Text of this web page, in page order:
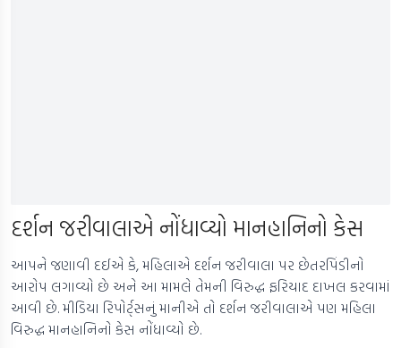
દર્શન જરીવાલાએ નોંધાવ્યો માનહાનિનો કેસ
આપને જણાવી દઈએ કે, મહિલાએ દર્શન જરીવાલા પર છેતરપિંડીનો
આરોપ લગાવ્યો છે અને આ મામલે તેમની વિરુદ્ધ ફરિયાદ દાખલ કરવામાં
આવી છે. મીડિયા રિપોર્ટ્સનું માનીએ તો દર્શન જરીવાલાએ પણ મહિલા
વિરુદ્ધ માનહાનિનો કેસ નોંધાવ્યો છે.